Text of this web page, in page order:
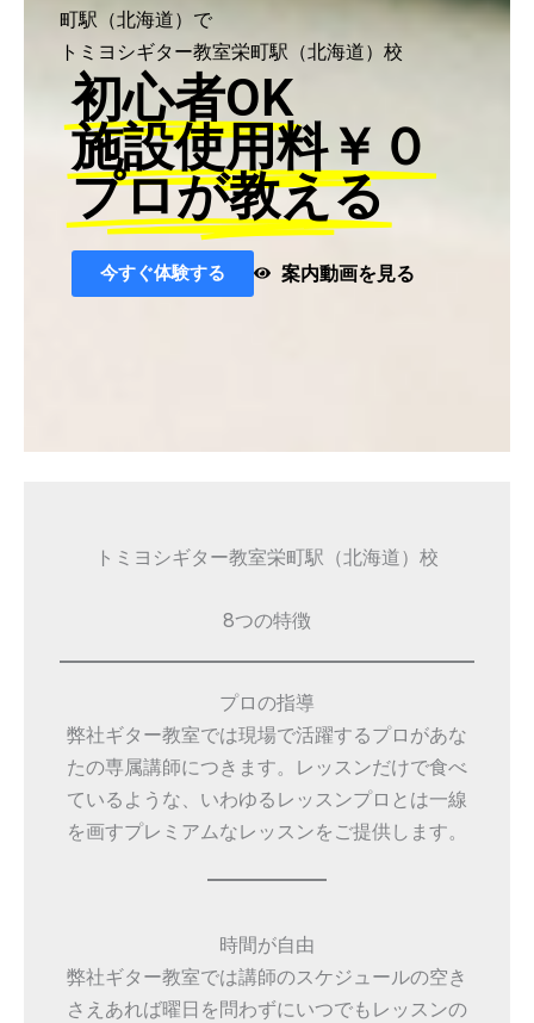
町駅（北海道）で
トミヨシギター教室栄町駅（北海道）校
初心者OK
施設使用料￥０
プロが教える
今すぐ体験する 案内動画を見る
トミヨシギター教室栄町駅（北海道）校
8つの特徴
プロの指導
弊社ギター教室では現場で活躍するプロがあな
たの専属講師につきます。レッスンだけで食べ
ているような、いわゆるレッスンプロとは一線
を画すプレミアムなレッスンをご提供します。
時間が自由
弊社ギター教室では講師のスケジュールの空き
さえあれば曜日を問わずにいつでもレッスンの